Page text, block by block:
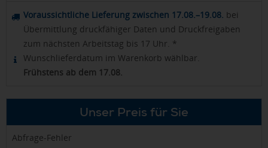
Voraussichtliche Lieferung zwischen 17.08.–19.08. bei
Übermittlung druckfähiger Daten und Druckfreigaben
zum nächsten Arbeitstag bis 17 Uhr. *
Wunschlieferdatum im Warenkorb wählbar.
Frühstens ab dem 17.08.
Unser Preis für Sie
Abfrage-Fehler